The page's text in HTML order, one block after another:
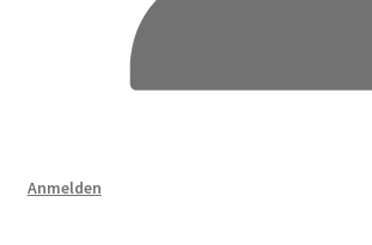
Anmelden